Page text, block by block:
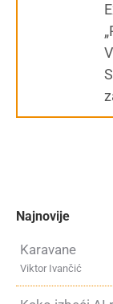
Najnovije
Karavane
Viktor Ivančić